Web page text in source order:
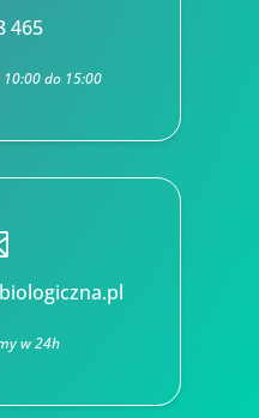
465
do 15:00
w 24h